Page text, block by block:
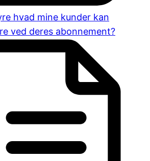
hvad mine kunder kan
ved deres abonnement?